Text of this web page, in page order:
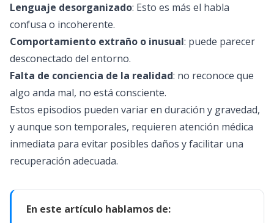
Lenguaje desorganizado: Esto es más el habla
confusa o incoherente.
Comportamiento extraño o inusual: puede parecer
desconectado del entorno.
Falta de conciencia de la realidad: no reconoce que
algo anda mal, no está consciente.
Estos episodios pueden variar en duración y gravedad,
y aunque son temporales, requieren atención médica
inmediata para evitar posibles daños y facilitar una
recuperación adecuada.
En este artículo hablamos de: